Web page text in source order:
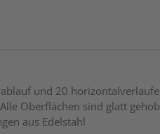
und 20
Oberflächen sind glatt
aus Edelstahl